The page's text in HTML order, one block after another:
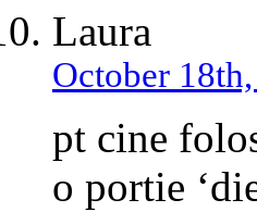
Laura
October
pt cine
o portie